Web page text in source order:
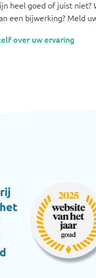
heel goed of juist niet?
een bijwerking? Meld
over uw ervaring